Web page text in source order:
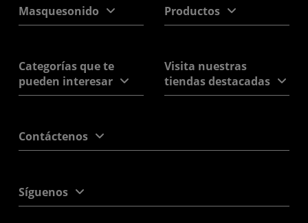
Masquesonido Productos
Categorías que te
pueden interesar
Visita nuestras
tiendas destacadas
Contáctenos
Síguenos